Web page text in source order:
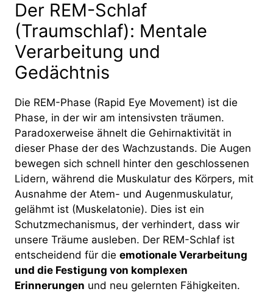
Der REM-Schlaf
(Traumschlaf): Mentale
Verarbeitung und
Gedächtnis
Die REM-Phase (Rapid Eye Movement) ist die
Phase, in der wir am intensivsten träumen.
Paradoxerweise ähnelt die Gehirnaktivität in
dieser Phase der des Wachzustands. Die Augen
bewegen sich schnell hinter den geschlossenen
Lidern, während die Muskulatur des Körpers, mit
Ausnahme der Atem- und Augenmuskulatur,
gelähmt ist (Muskelatonie). Dies ist ein
Schutzmechanismus, der verhindert, dass wir
unsere Träume ausleben. Der REM-Schlaf ist
entscheidend für die emotionale Verarbeitung
und die Festigung von komplexen
Erinnerungen und neu gelernten Fähigkeiten.